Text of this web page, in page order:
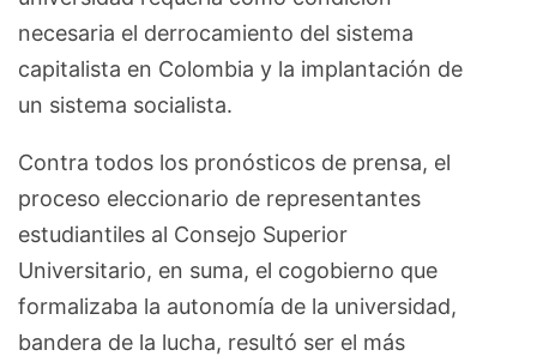
necesaria el derrocamiento del sistema
capitalista en Colombia y la implantación de
un sistema socialista.
Contra todos los pronósticos de prensa, el
proceso eleccionario de representantes
estudiantiles al Consejo Superior
Universitario, en suma, el cogobierno que
formalizaba la autonomía de la universidad,
bandera de la lucha, resultó ser el más